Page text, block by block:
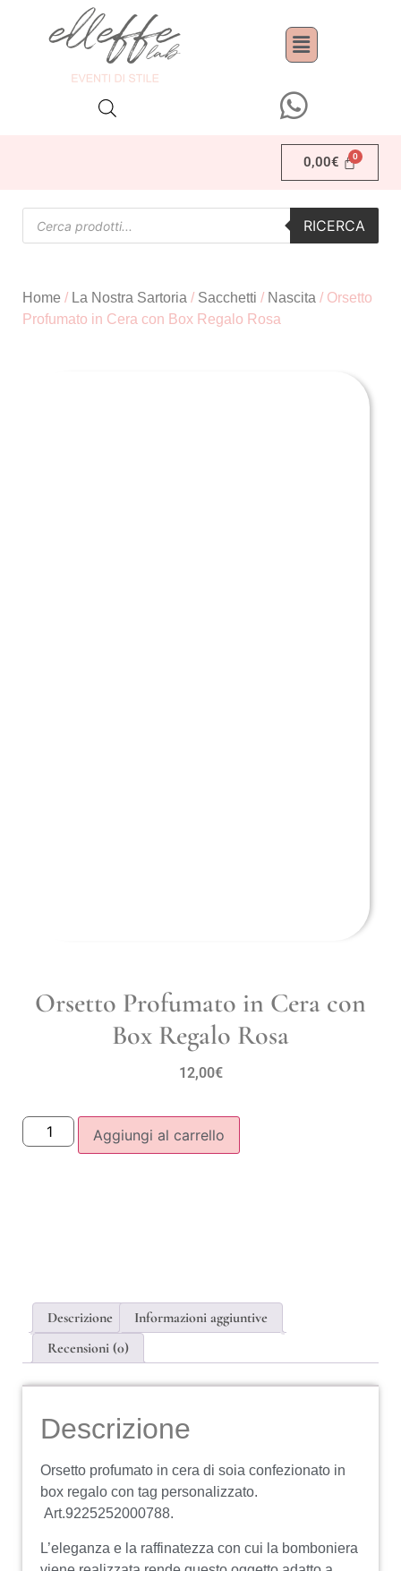
0,00€
RICERCA
Home / La Nostra Sartoria / Sacchetti / Nascita / Orsetto
Profumato in Cera con Box Regalo Rosa
Orsetto Profumato in Cera con
Box Regalo Rosa
12,00€
Aggiungi al carrello
Descrizione
Informazioni aggiuntive
Recensioni (0)
Descrizione
Orsetto profumato in cera di soia confezionato in
box regalo con tag personalizzato.
Art.9225252000788.
L’eleganza e la raffinatezza con cui la bomboniera